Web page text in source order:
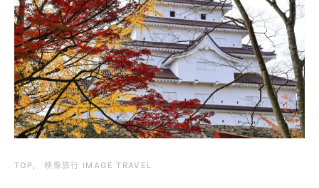
TOP 映像旅行 IMAGE TRAVEL